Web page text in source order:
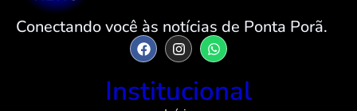
Conectando você às notícias de Ponta Porã.
Institucional